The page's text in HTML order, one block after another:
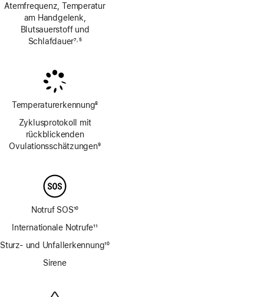
Atemfrequenz, Temperatur
am Handgelenk,
Blutsauerstoff und
Schlafdauer7, 5
Temperaturerkennung8
Zyklusprotokoll mit
rückblickenden
Ovulations­schätzungen9
Notruf SOS10
Internationale Notrufe11
Sturz- und Unfallerkennung10
Sirene